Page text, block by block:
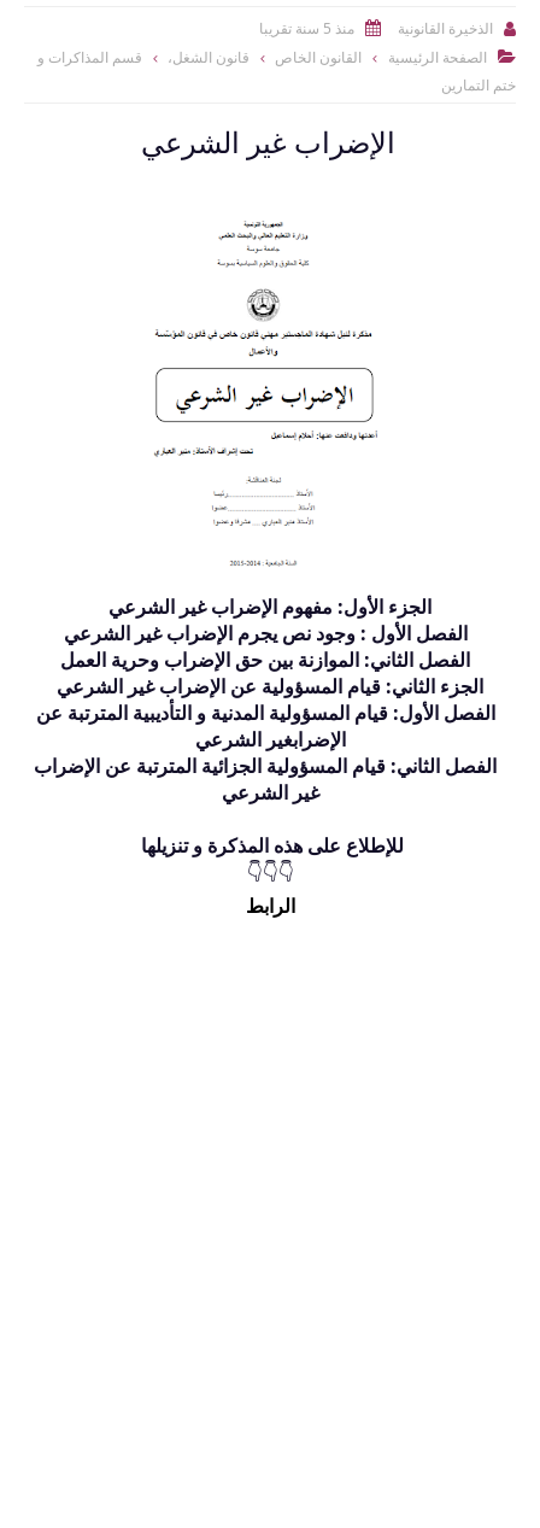
 الذخيرة القانونية  منذ 5 سنة تقريبا
 الصفحة الرئيسية القانون الخاص قانون الشغل،
قسم المذاكرات و
ختم التمارين
الإضراب غير الشرعي
الجزء الأول: مفهوم الإضراب غير الشرعي
الفصل الأول : وجود نص يجرم الإضراب غير الشرعي
الفصل الثاني: الموازنة بين حق الإضراب وحرية العمل
الجزء الثاني: قيام المسؤولية عن الإضراب غير الشرعي
الفصل الأول: قيام المسؤولية المدنية و التأديبية المترتبة عن
الإضرابغير الشرعي
الفصل الثاني: قيام المسؤولية الجزائية المترتبة عن الإضراب
غير الشرعي
للإطلاع على هذه المذكرة و تنزيلها
👇👇👇
الرابط